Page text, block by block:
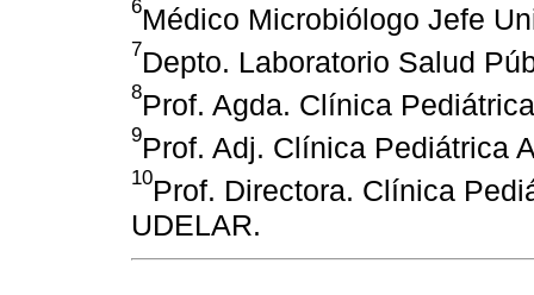
6Médico Microbiólogo Jefe
7Depto. Laboratorio Salud
8Prof. Agda. Clínica
9Prof. Adj. Clínica Pediátrica
10Prof. Directora. Clínica
UDELAR.